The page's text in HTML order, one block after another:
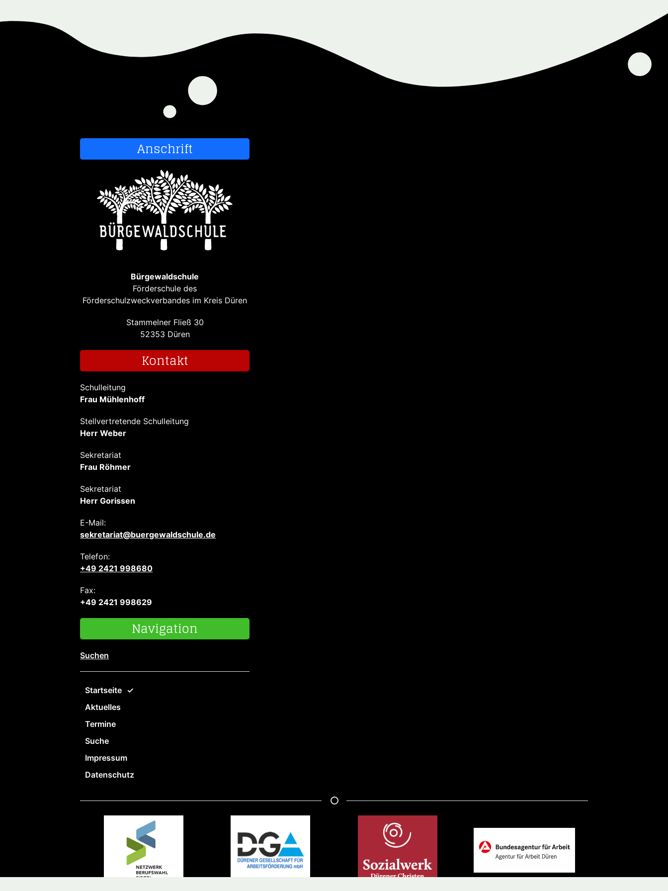
Anschrift
Bürgewaldschule
Förderschule des
Förderschulzweckverbandes im Kreis Düren
Stammelner Fließ 30
52353 Düren
Kontakt
Schulleitung
Frau Mühlenhoff
Stellvertretende Schulleitung
Herr Weber
Sekretariat
Frau Röhmer
Sekretariat
Herr Gorissen
E-Mail:
sekretariat@buergewaldschule.de
Telefon:
+49 2421 998680
Fax:
+49 2421 998629
Navigation
Suchen
Startseite
Aktuelles
Termine
Suche
Impressum
Datenschutz